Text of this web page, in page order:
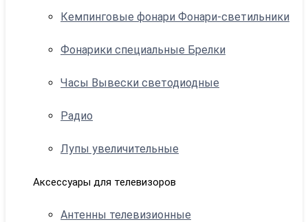
Кемпинговые фонари Фонари-светильники
Фонарики специальные Брелки
Часы Вывески светодиодные
Радио
Лупы увеличительные
Аксессуары для телевизоров
Антенны телевизионные